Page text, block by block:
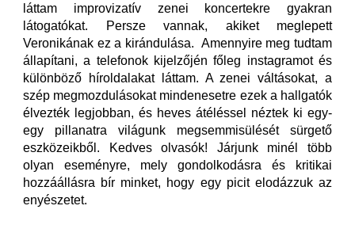
láttam improvizatív zenei koncertekre gyakran
látogatókat. Persze vannak, akiket meglepett
Veronikának ez a kirándulása. Amennyire meg tudtam
állapítani, a telefonok kijelzőjén főleg instagramot és
különböző híroldalakat láttam. A zenei váltásokat, a
szép megmozdulásokat mindenesetre ezek a hallgatók
élvezték legjobban, és heves átéléssel néztek ki egy-
egy pillanatra világunk megsemmisülését sürgető
eszközeikből. Kedves olvasók! Járjunk minél több
olyan eseményre, mely gondolkodásra és kritikai
hozzáállásra bír minket, hogy egy picit elodázzuk az
enyészetet.